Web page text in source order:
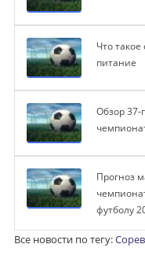
Что
питание
Обзор 37-
Прогноз
футболу
Все новости по тегу: